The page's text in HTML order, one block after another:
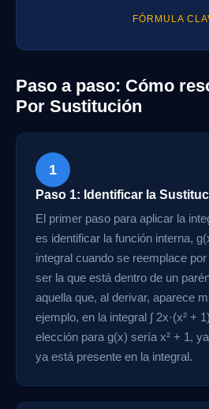
FÓRMULA
Paso a paso: Cómo
Por Sustitución
1
Paso 1: Identificar la
El primer paso para aplicar la
es identificar la función interna,
integral cuando se reemplace
ser la que está dentro de un
aquella que, al derivar, aparece
ejemplo, en la integral ∫ 2x·(x² +
elección para g(x) sería x² + 1,
ya está presente en la integral.